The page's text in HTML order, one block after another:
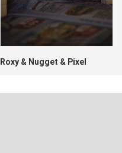
Roxy & Nugget & Pixel